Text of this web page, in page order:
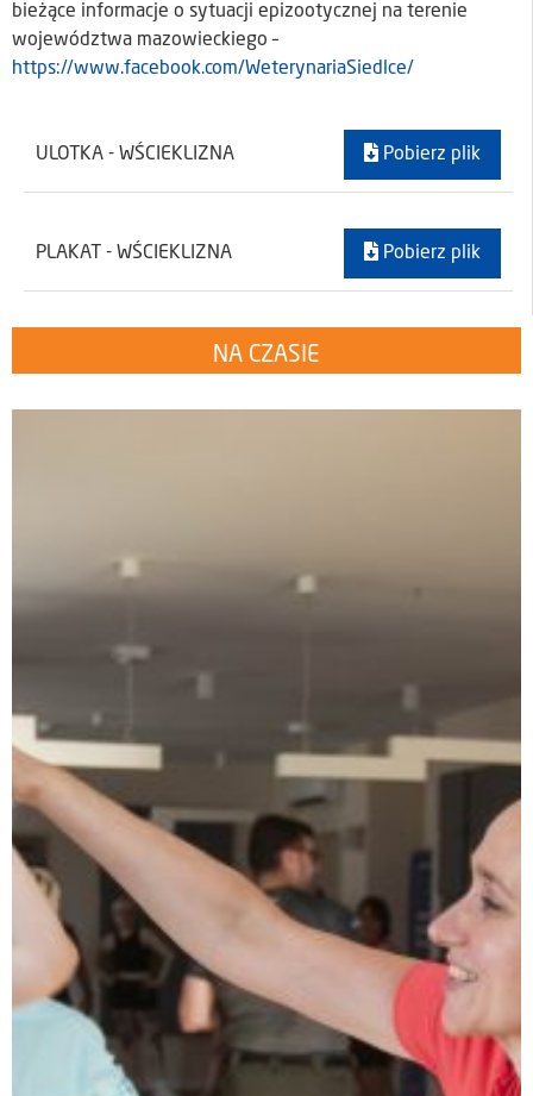
bieżące informacje o sytuacji epizootycznej na terenie
województwa mazowieckiego –
https://www.facebook.com/WeterynariaSiedlce/
ULOTKA - WŚCIEKLIZNA Pobierz plik
PLAKAT - WŚCIEKLIZNA Pobierz plik
NA CZASIE